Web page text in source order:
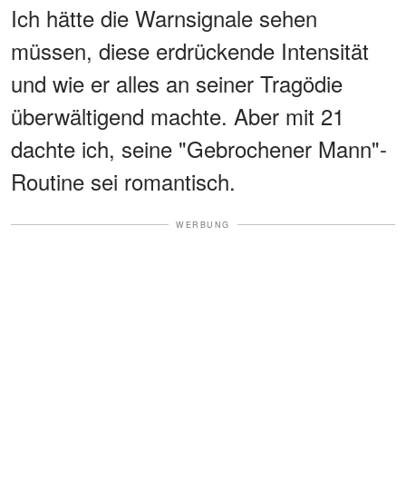
Ich hätte die Warnsignale sehen
müssen, diese erdrückende Intensität
und wie er alles an seiner Tragödie
überwältigend machte. Aber mit 21
dachte ich, seine "Gebrochener Mann"-
Routine sei romantisch.
WERBUNG